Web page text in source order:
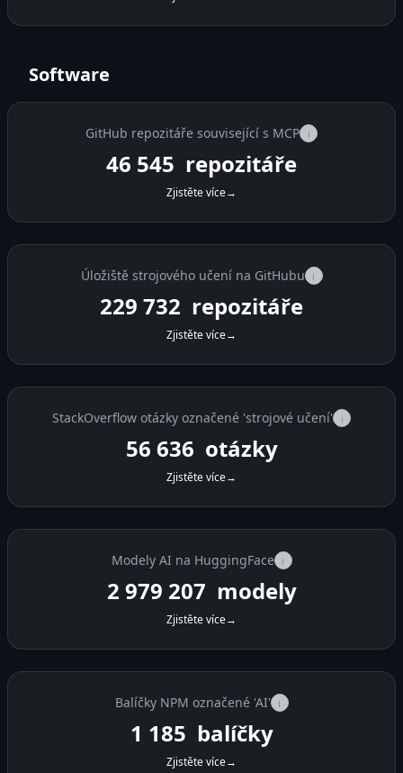
Software
GitHub repozitáře související s MCP i
46 545 repozitáře
Zjistěte více→
Úložiště strojového učení na GitHubu i
229 732 repozitáře
Zjistěte více→
StackOverflow otázky označené 'strojové učení' i
56 636 otázky
Zjistěte více→
Modely AI na HuggingFace i
2 979 207 modely
Zjistěte více→
Balíčky NPM označené 'AI' i
1 185 balíčky
Zjistěte více→